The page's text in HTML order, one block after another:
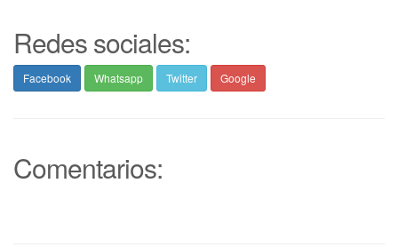
Redes sociales:
Facebook Whatsapp Twitter Google
Comentarios: